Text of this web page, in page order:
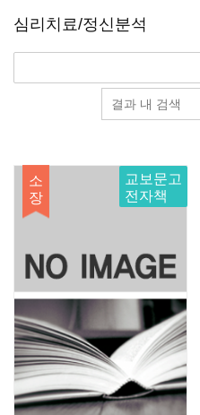
심리치료/정신분석
소
장
교보문고
전자책